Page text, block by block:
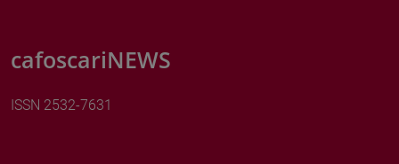
cafoscariNEWS
ISSN 2532-7631